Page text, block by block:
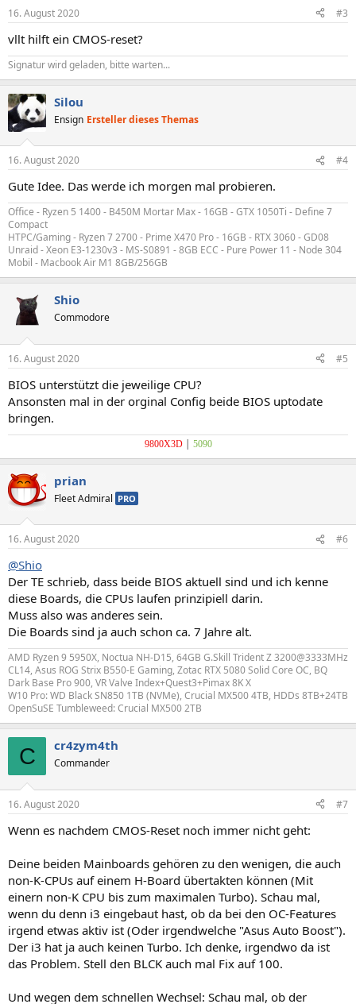
16. August 2020 #3
vllt hilft ein CMOS-reset?
Signatur wird geladen, bitte warten...
Silou
Ensign Ersteller dieses Themas
16. August 2020 #4
Gute Idee. Das werde ich morgen mal probieren.
Office - Ryzen 5 1400 - B450M Mortar Max - 16GB - GTX 1050Ti - Define 7
Compact
HTPC/Gaming - Ryzen 7 2700 - Prime X470 Pro - 16GB - RTX 3060 - GD08
Unraid - Xeon E3-1230v3 - MS-S0891 - 8GB ECC - Pure Power 11 - Node 304
Mobil - Macbook Air M1 8GB/256GB
Shio
Commodore
16. August 2020 #5
BIOS unterstützt die jeweilige CPU?
Ansonsten mal in der orginal Config beide BIOS uptodate
bringen.
9800X3D | 5090
prian
Fleet Admiral PRO
16. August 2020 #6
@Shio
Der TE schrieb, dass beide BIOS aktuell sind und ich kenne
diese Boards, die CPUs laufen prinzipiell darin.
Muss also was anderes sein.
Die Boards sind ja auch schon ca. 7 Jahre alt.
AMD Ryzen 9 5950X, Noctua NH-D15, 64GB G.Skill Trident Z 3200@3333MHz
CL14, Asus ROG Strix B550-E Gaming, Zotac RTX 5080 Solid Core OC, BQ
Dark Base Pro 900, VR Valve Index+Quest3+Pimax 8K X
W10 Pro: WD Black SN850 1TB (NVMe), Crucial MX500 4TB, HDDs 8TB+24TB
OpenSuSE Tumbleweed: Crucial MX500 2TB
C cr4zym4th
Commander
16. August 2020 #7
Wenn es nachdem CMOS-Reset noch immer nicht geht:
Deine beiden Mainboards gehören zu den wenigen, die auch
non-K-CPUs auf einem H-Board übertakten können (Mit
einern non-K CPU bis zum maximalen Turbo). Schau mal,
wenn du denn i3 eingebaut hast, ob da bei den OC-Features
irgend etwas aktiv ist (Oder irgendwelche "Asus Auto Boost").
Der i3 hat ja auch keinen Turbo. Ich denke, irgendwo da ist
das Problem. Stell den BLCK auch mal Fix auf 100.
Und wegen dem schnellen Wechsel: Schau mal, ob der